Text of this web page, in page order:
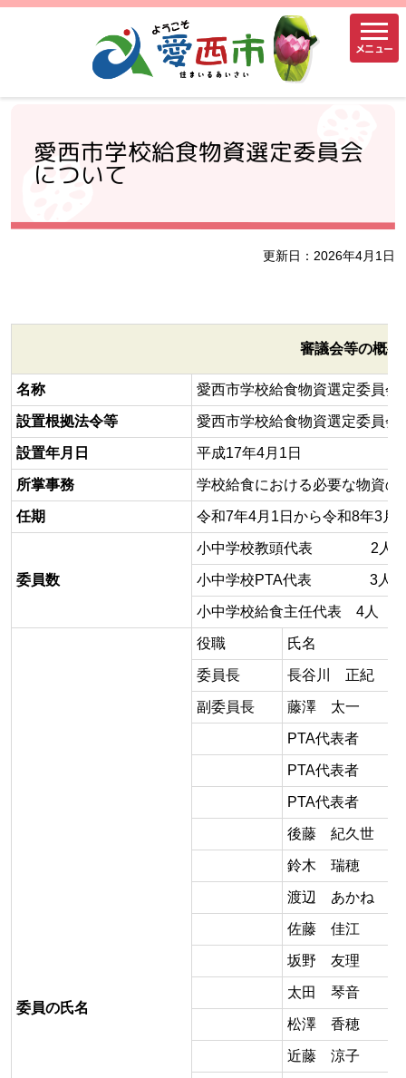
メニュー
愛西市学校給食物資選定委員会
について
更新日：2026年4月1日
審議会等の概要
名称 愛西市学校給食物資選定委員会
設置根拠法令等 愛西市学校給食物資選定委員会
設置年月日 平成17年4月1日
所掌事務 学校給食における必要な物資の
任期 令和7年4月1日から令和8年3月
委員数
小中学校教頭代表 2人
小中学校PTA代表 3人（全
小中学校給食主任代表 4人（
委員の氏名
役職 氏名
委員長 長谷川 正紀
副委員長 藤澤 太一
PTA代表者
PTA代表者
PTA代表者
後藤 紀久世
鈴木 瑞穂
渡辺 あかね
佐藤 佳江
坂野 友理
太田 琴音
松澤 香穂
近藤 涼子